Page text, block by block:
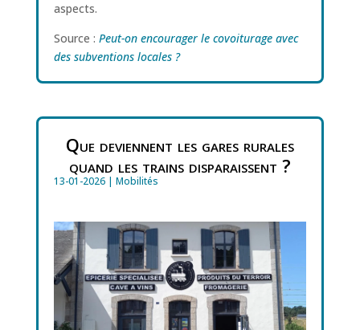
aspects.
Source : Peut-on encourager le covoiturage avec
des subventions locales ?
Que deviennent les gares rurales
quand les trains disparaissent ?
13-01-2026| Mobilités